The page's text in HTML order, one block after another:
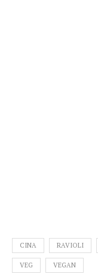
CINA RAVIOLI
VEG VEGAN